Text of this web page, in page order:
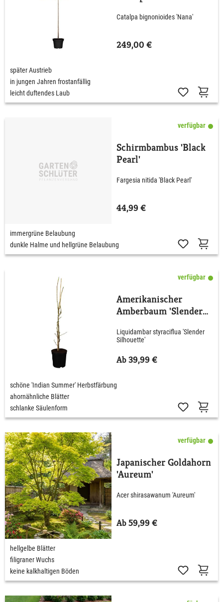
Catalpa bignonioides 'Nana'
249,00 €
später Austrieb
in jungen Jahren frostanfällig
leicht duftendes Laub
verfügbar
Schirmbambus 'Black
Pearl'
Fargesia nitida 'Black Pearl'
44,99 €
immergrüne Belaubung
dunkle Halme und hellgrüne Belaubung
verfügbar
Amerikanischer
Amberbaum 'Slender
Liquidambar styraciflua 'Slender
Silhouette'
Ab 39,99 €
schöne 'Indian Summer' Herbstfärbung
ahornähnliche Blätter
schlanke Säulenform
verfügbar
Japanischer Goldahorn
'Aureum'
Acer shirasawanum 'Aureum'
Ab 59,99 €
hellgelbe Blätter
filigraner Wuchs
keine kalkhaltigen Böden